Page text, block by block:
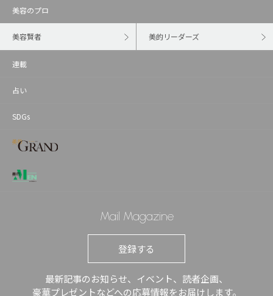
美容のプロ
美容賢者 美的リーダーズ
連載
占い
SDGs
Mail Magazine
登録する
最新記事のお知らせ、イベント、読者企画、
豪華プレゼントなどへの応募情報をお届けします。